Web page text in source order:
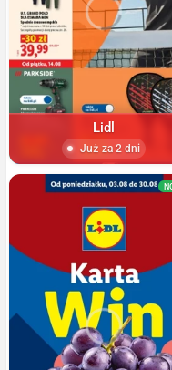
Lidl
Już za 2 dni